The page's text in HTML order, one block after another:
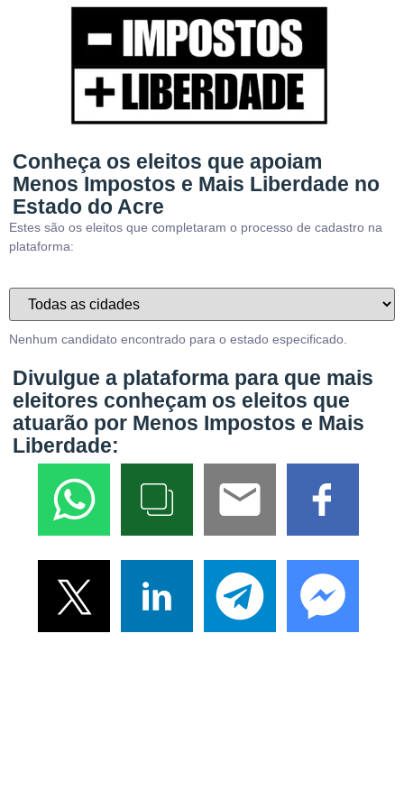
Conheça os eleitos que apoiam
Menos Impostos e Mais Liberdade no
Estado do Acre
Estes são os eleitos que completaram o processo de cadastro na
plataforma:
Nenhum candidato encontrado para o estado especificado.
Divulgue a plataforma para que mais
eleitores conheçam os eleitos que
atuarão por Menos Impostos e Mais
Liberdade: